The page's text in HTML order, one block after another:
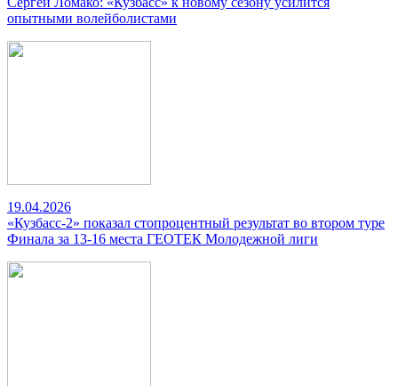
опытными волейболистами
19.04.2026
«Кузбасс-2» показал стопроцентный результат во втором туре
Финала за 13-16 места ГЕОТЕК Молодежной лиги